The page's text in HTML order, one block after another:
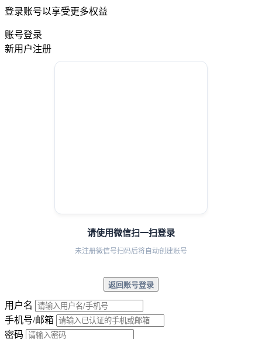
登录账号以享受更多权益
账号登录
新用户注册
请使用微信扫一扫登录
未注册微信号扫码后将自动创建账号
返回账号登录
用户名
手机号/邮箱
密码